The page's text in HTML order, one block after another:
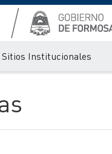
Sitios Institucionales